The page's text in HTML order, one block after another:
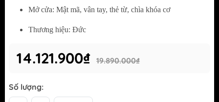
Mở cửa: Mật mã, vân tay, thẻ từ, chìa khóa cơ
Thương hiệu: Đức
14.121.900₫ 19.890.000₫
Số lượng: